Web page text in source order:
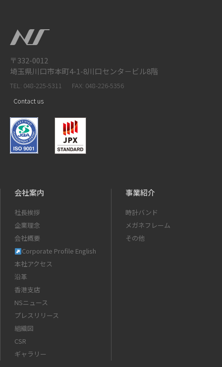
〒332-0012
埼玉県川口市本町4-1-8川口センタ－ビル8階
TEL: 048-225-5311
FAX: 048-226-5356
Contact us
会社案内
社長挨拶
企業理念
会社概要
Corporate Profile English
本社アクセス
沿革
香港支店
NSニュース
プレスリリース
組織図
CSR
ギャラリー
事業紹介
時計バンド
メガネフレーム
その他